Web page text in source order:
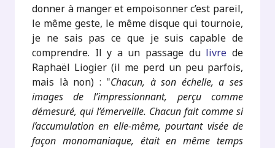
donner à manger et empoisonner c’est pareil,
le même geste, le même disque qui tournoie,
je ne sais pas ce que je suis capable de
comprendre. Il y a un passage du livre de
Raphaël Liogier (il me perd un peu parfois,
mais là non) : "Chacun, à son échelle, a ses
images de l’impressionnant, perçu comme
démesuré, qui l’émerveille. Chacun fait comme si
l’accumulation en elle-même, pourtant visée de
façon monomaniaque, était en même temps